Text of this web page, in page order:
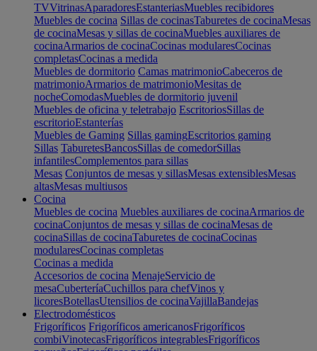
TVVitrinasAparadoresEstanteriasMuebles recibidores
Muebles de cocina Sillas de cocinasTaburetes de cocinaMesas
de cocinaMesas y sillas de cocinaMuebles auxiliares de
cocinaArmarios de cocinaCocinas modularesCocinas
completasCocinas a medida
Muebles de dormitorio Camas matrimonioCabeceros de
matrimonioArmarios de matrimonioMesitas de
nocheComodasMuebles de dormitorio juvenil
Muebles de oficina y teletrabajo EscritoriosSillas de
escritorioEstanterías
Muebles de Gaming Sillas gamingEscritorios gaming
Sillas TaburetesBancosSillas de comedorSillas
infantilesComplementos para sillas
Mesas Conjuntos de mesas y sillasMesas extensiblesMesas
altasMesas multiusos
Cocina
Muebles de cocina Muebles auxiliares de cocinaArmarios de
cocinaConjuntos de mesas y sillas de cocinaMesas de
cocinaSillas de cocinaTaburetes de cocinaCocinas
modularesCocinas completas
Cocinas a medida
Accesorios de cocina MenajeServicio de
mesaCuberteríaCuchillos para chefVinos y
licoresBotellasUtensilios de cocinaVajillaBandejas
Electrodomésticos
Frigoríficos Frigoríficos americanosFrigoríficos
combiVinotecasFrigoríficos integrablesFrigoríficos